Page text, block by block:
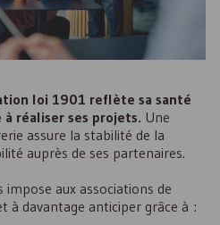
loi 1901 reflète sa santé
à réaliser ses projets. Une
assure la stabilité de la
auprès de ses partenaires.
impose aux associations de
à davantage anticiper grâce à :